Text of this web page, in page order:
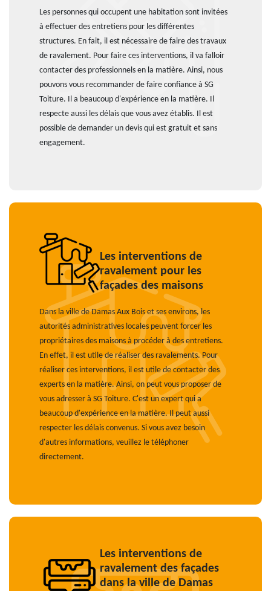
Les personnes qui occupent une habitation sont invitées
à effectuer des entretiens pour les différentes
structures. En fait, il est nécessaire de faire des travaux
de ravalement. Pour faire ces interventions, il va falloir
contacter des professionnels en la matière. Ainsi, nous
pouvons vous recommander de faire confiance à SG
Toiture. Il a beaucoup d'expérience en la matière. Il
respecte aussi les délais que vous avez établis. Il est
possible de demander un devis qui est gratuit et sans
engagement.
Les interventions de
ravalement pour les
façades des maisons
Dans la ville de Damas Aux Bois et ses environs, les
autorités administratives locales peuvent forcer les
propriétaires des maisons à procéder à des entretiens.
En effet, il est utile de réaliser des ravalements. Pour
réaliser ces interventions, il est utile de contacter des
experts en la matière. Ainsi, on peut vous proposer de
vous adresser à SG Toiture. C'est un expert qui a
beaucoup d'expérience en la matière. Il peut aussi
respecter les délais convenus. Si vous avez besoin
d'autres informations, veuillez le téléphoner
directement.
Les interventions de
ravalement des façades
dans la ville de Damas